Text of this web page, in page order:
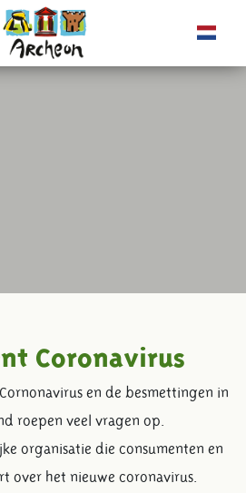
Coronavirus
en de besmettingen in
roepen veel vragen op.
organisatie die consumenten en
over het nieuwe coronavirus.